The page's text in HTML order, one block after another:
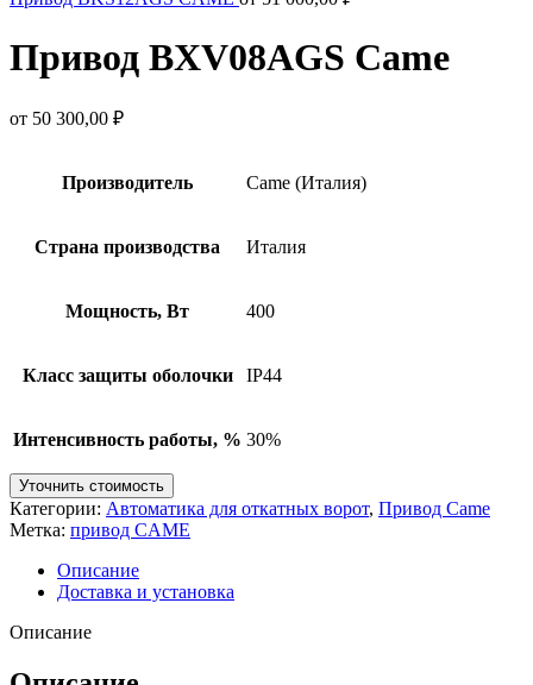
Привод BXV08AGS Came
от 50 300,00 ₽
Производитель Came (Италия)
Страна производства Италия
Мощность, Вт 400
Класс защиты оболочки IP44
Интенсивность работы, % 30%
Уточнить стоимость
Категории: Автоматика для откатных ворот, Привод Came
Метка: привод CAME
Описание
Доставка и установка
Описание